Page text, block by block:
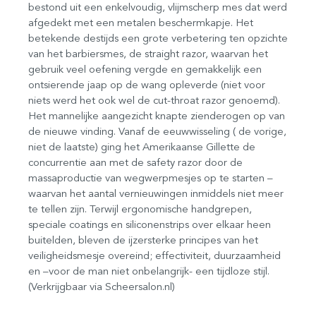
bestond uit een enkelvoudig, vlijmscherp mes dat werd
afgedekt met een metalen beschermkapje. Het
betekende destijds een grote verbetering ten opzichte
van het barbiersmes, de straight razor, waarvan het
gebruik veel oefening vergde en gemakkelijk een
ontsierende jaap op de wang opleverde (niet voor
niets werd het ook wel de cut-throat razor genoemd).
Het mannelijke aangezicht knapte zienderogen op van
de nieuwe vinding. Vanaf de eeuwwisseling ( de vorige,
niet de laatste) ging het Amerikaanse Gillette de
concurrentie aan met de safety razor door de
massaproductie van wegwerpmesjes op te starten –
waarvan het aantal vernieuwingen inmiddels niet meer
te tellen zijn. Terwijl ergonomische handgrepen,
speciale coatings en siliconenstrips over elkaar heen
buitelden, bleven de ijzersterke principes van het
veiligheidsmesje overeind; effectiviteit, duurzaamheid
en –voor de man niet onbelangrijk- een tijdloze stijl.
(Verkrijgbaar via Scheersalon.nl)